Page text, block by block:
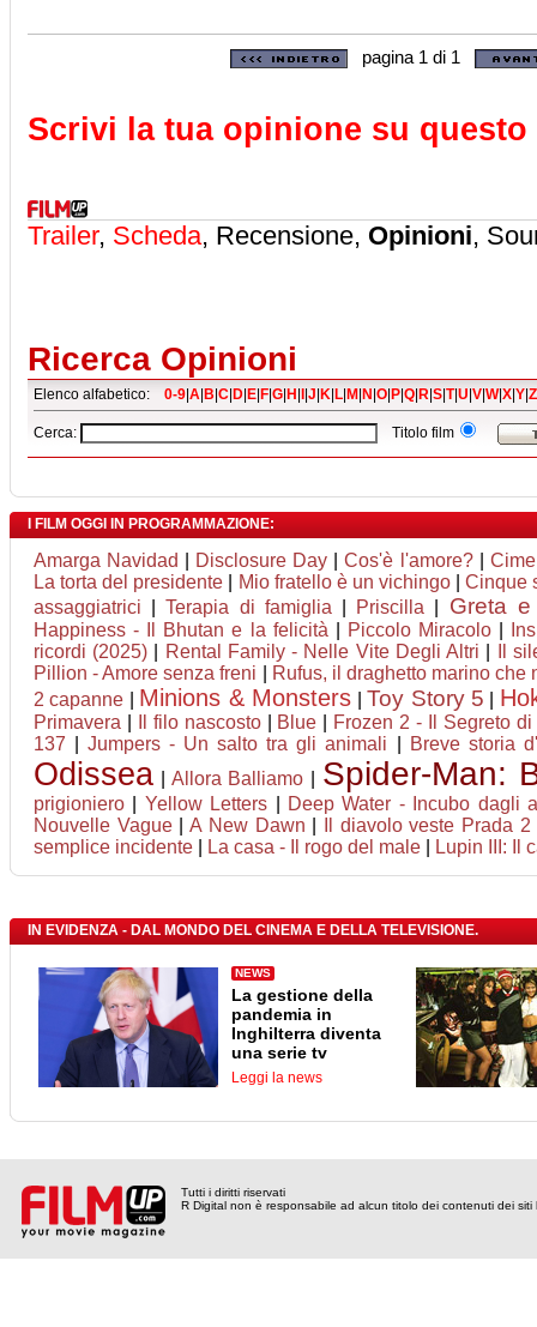
pagina 1 di 1
Scrivi la tua opinione su
Trailer, Scheda, Recensione, Opinioni,
Ricerca Opinioni
Elenco alfabetico: 0-9 A B C D E F G H J K L M N O P Q R S T|U V W|X Y Z
Cerca: Titolo film
I FILM OGGI IN PROGRAMMAZIONE:
Amarga Navidad Disclosure Day |Cos'è l'amore?|
La torta del presidente
Mio fratello è un vichingo |Cinque
assaggiatrici |Terapia di famiglia Priscilla Greta
Happiness - Il Bhutan e la felicità Piccolo Miracolo
ricordi (2025)
Rental Family - Nelle Vite Degli Altri
Il
Pillion - Amore senza freni
Rufus, il draghetto marino che
2 capanne
Minions & Monsters |Toy Story 5
Primavera Il filo nascosto| Blue
Frozen 2 - Il Segreto
137 |Jumpers - Un salto tra gli animali Breve storia
Odissea Allora Balliamo Spider-Man:
prigioniero Yellow Letters
Deep Water - Incubo dagli
Nouvelle Vague|A New Dawn Il diavolo veste Prada 2
semplice incidente
La casa - Il rogo del male Lupin III: Il
IN EVIDENZA - DAL MONDO DEL CINEMA E DELLA TELEVISIONE.
NEWS
La gestione della
pandemia in
Inghilterra diventa
una serie tv
Leggi la news
Tutti i diritti riservati
R Digital non è responsabile ad alcun titolo dei contenuti dei siti